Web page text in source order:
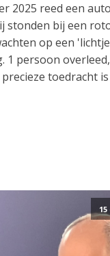
2025 reed een
stonden bij een
op een
1 persoon
toedracht